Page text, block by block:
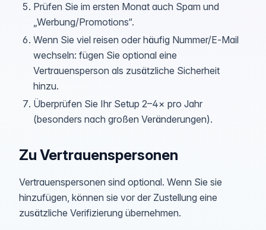
Prüfen Sie im ersten Monat auch Spam und
„Werbung/Promotions“.
Wenn Sie viel reisen oder häufig Nummer/E‑Mail
wechseln: fügen Sie optional eine
Vertrauensperson als zusätzliche Sicherheit
hinzu.
Überprüfen Sie Ihr Setup 2–4× pro Jahr
(besonders nach großen Veränderungen).
Zu Vertrauenspersonen
Vertrauenspersonen sind optional. Wenn Sie sie
hinzufügen, können sie vor der Zustellung eine
zusätzliche Verifizierung übernehmen.